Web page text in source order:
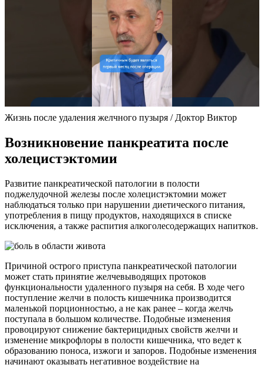
Жизнь после удаления желчного пузыря / Доктор Виктор
Возникновение панкреатита после
холецистэктомии
Развитие панкреатической патологии в полости
поджелудочной железы после холецистэктомии может
наблюдаться только при нарушении диетического питания,
употребления в пищу продуктов, находящихся в списке
исключения, а также распития алкоголесодержащих напитков.
Причиной острого приступа панкреатической патологии
может стать принятие желчевыводящих протоков
функциональности удаленного пузыря на себя. В ходе чего
поступление желчи в полость кишечника производится
маленькой порционностью, а не как ранее – когда желчь
поступала в большом количестве. Подобные изменения
провоцируют снижение бактерицидных свойств желчи и
изменение микрофлоры в полости кишечника, что ведет к
образованию поноса, изжоги и запоров. Подобные изменения
начинают оказывать негативное воздействие на